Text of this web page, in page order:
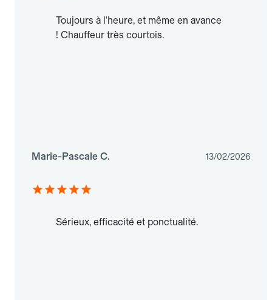
Toujours à l'heure, et même en avance
! Chauffeur très courtois.
Marie-Pascale C. 13/02/2026
Sérieux, efficacité et ponctualité.